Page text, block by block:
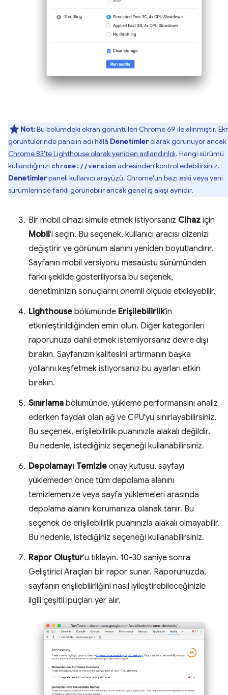
Not:Bu bölümdeki ekran görüntüleri Chrome 69 ile alınmıştır.
görüntülerinde panelin adı hâlâ Denetimlerolarak görünüyor ancak
Chrome 83'te Lighthouse olarak yeniden adlandırıldı. Hangi sürümü
kullandığınızı chrome://version adresinden kontrol edebilirsiniz.
Denetimlerpaneli kullanıcı arayüzü, Chrome'un bazı eski veya yeni
sürümlerinde farklı görünebilir ancak genel iş akışı aynıdır.
Bir mobil cihazı simüle etmek istiyorsanız Cihaz için
Mobil'i seçin. Bu seçenek, kullanıcı aracısı dizenizi
değiştirir ve görünüm alanını yeniden boyutlandırır.
Sayfanın mobil versiyonu masaüstü sürümünden
farklı şekilde gösteriliyorsa bu seçenek,
denetiminizin sonuçlarını önemli ölçüde etkileyebilir.
Lighthouse bölümünde Erişilebilirlik'in
etkinleştirildiğinden emin olun. Diğer kategorileri
raporunuza dahil etmek istemiyorsanız devre dışı
bırakın. Sayfanızın kalitesini artırmanın başka
yollarını keşfetmek istiyorsanız bu ayarları etkin
bırakın.
Sınırlama bölümünde, yükleme performansını analiz
ederken faydalı olan ağ ve CPU'yu sınırlayabilirsiniz.
Bu seçenek, erişilebilirlik puanınızla alakalı değildir.
Bu nedenle, istediğiniz seçeneği kullanabilirsiniz.
Depolamayı Temizle onay kutusu, sayfayı
yüklemeden önce tüm depolama alanını
temizlemenize veya sayfa yüklemeleri arasında
depolama alanını korumanıza olanak tanır. Bu
seçenek de erişilebilirlik puanınızla alakalı olmayabilir.
Bu nedenle, istediğiniz seçeneği kullanabilirsiniz.
Rapor Oluştur'u tıklayın. 10-30 saniye sonra
Geliştirici Araçları bir rapor sunar. Raporunuzda,
sayfanın erişilebilirliğini nasıl iyileştirebileceğinizle
ilgili çeşitli ipuçları yer alır.